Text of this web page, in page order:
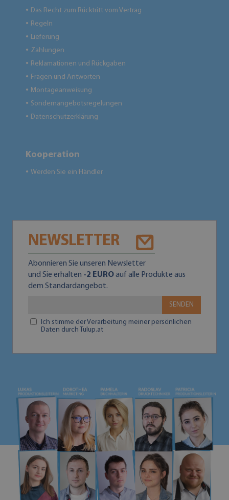
● Das Recht zum Rücktritt vom Vertrag
● Regeln
● Lieferung
● Zahlungen
● Reklamationen und Rückgaben
● Fragen und Antworten
● Montageanweisung
● Sondernangebotsregelungen
● Datenschutzerklärung
Kooperation
● Werden Sie ein Händler
NEWSLETTER
Abonnieren Sie unseren Newsletter
und Sie erhalten -2 EUROauf alle Produkte aus
dem Standardangebot.
SENDEN
Ich stimme der Verarbeitung meiner persönlichen
Daten durch Tulup.at